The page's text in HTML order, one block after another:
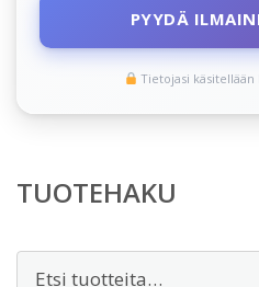
PYYDÄ
Tietojasi
TUOTEHAKU